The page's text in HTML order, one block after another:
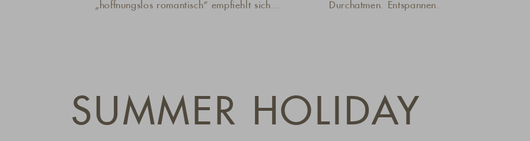
„hoffnungslos romantisch“ empfiehlt sich
Landschaft zum Verlieben.Die Preise inklusive
Premium Inclusive Gourmetpension sind
Durchatmen. Entspannen.
SUMMER HOLIDAY